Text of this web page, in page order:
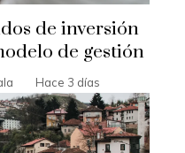
de inversión
de gestión
Hace 3 días